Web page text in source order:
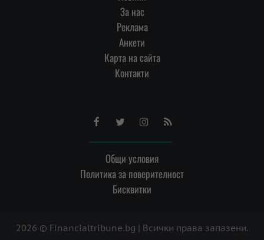
За нас
Реклама
Анкети
Карта на сайта
Контакти
FacebookTwitterInstagram
RSS
Общи условия
Политика за поверителност
Бисквитки
2026 © Financialtribune.bg | Всички права запазени.